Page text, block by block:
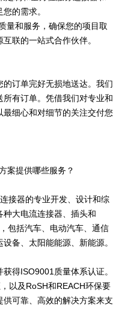
的需求。
量和服务，确保您的项目取
联的一站式合作伙伴。
订单完好无损地送达。我们
有订单。凭借我们对专业和
细心和对细节的关注交付您
案提供哪些服务？
接器的专业开发、设计和综
大电流连接器、插头和
包括汽车、电动汽车、通信
备、太阳能能源、新能源。
得ISO9001质量体系认证。
以及RoSH和REACH环保要
可靠、高效的解决方案来支